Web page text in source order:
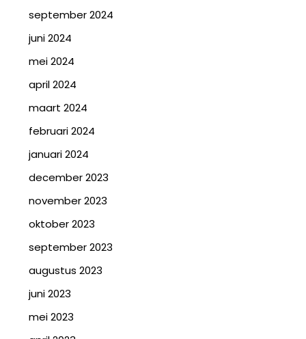
september 2024
juni 2024
mei 2024
april 2024
maart 2024
februari 2024
januari 2024
december 2023
november 2023
oktober 2023
september 2023
augustus 2023
juni 2023
mei 2023